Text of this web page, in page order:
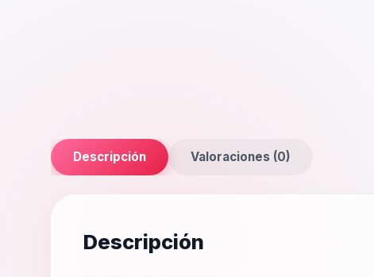
Descripción Valoraciones (0)
Descripción